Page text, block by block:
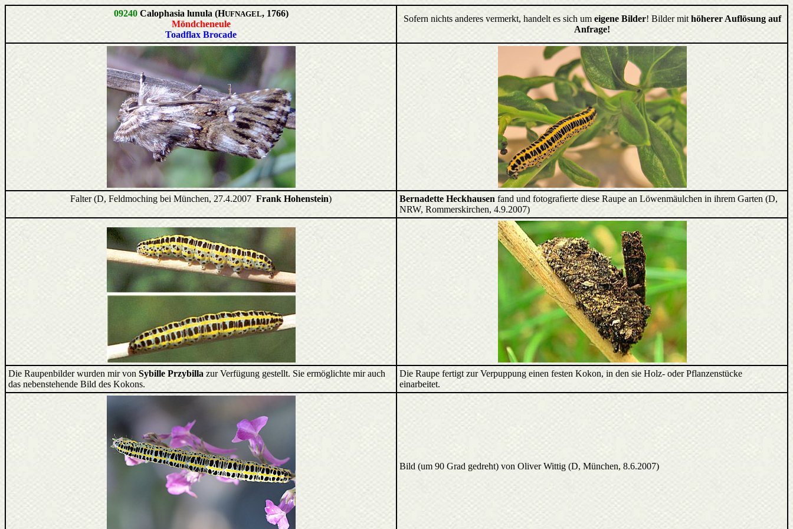
09240 Calophasia lunula (HUFNAGEL, 1766)
Möndcheneule
Toadflax Brocade
Sofern nichts anderes vermerkt, handelt es sich um eigene Bilder! Bilder mit höherer Auflösung auf
Anfrage!
Falter (D, Feldmoching bei München, 27.4.2007 Frank Hohenstein) Bernadette Heckhausen fand und fotografierte diese Raupe an Löwenmäulchen in ihrem Garten (D,
NRW, Rommerskirchen, 4.9.2007)
Die Raupenbilder wurden mir von Sybille Przybilla zur Verfügung gestellt. Sie ermöglichte mir auch
das nebenstehende Bild des Kokons.
Die Raupe fertigt zur Verpuppung einen festen Kokon, in den sie Holz- oder Pflanzenstücke
einarbeitet.
Bild (um 90 Grad gedreht) von Oliver Wittig (D, München, 8.6.2007)